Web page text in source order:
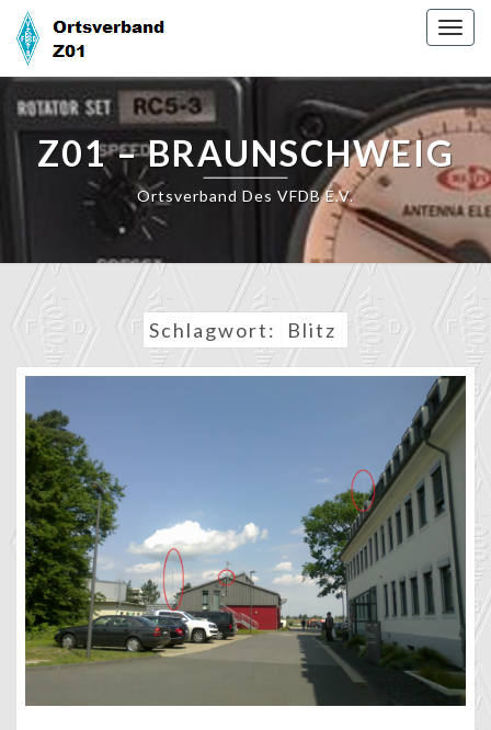
Skip
content
Z01 – BRAUNSCHWEIG
Ortsverband Des VFDB E.V.
Schlagwort: Blitz